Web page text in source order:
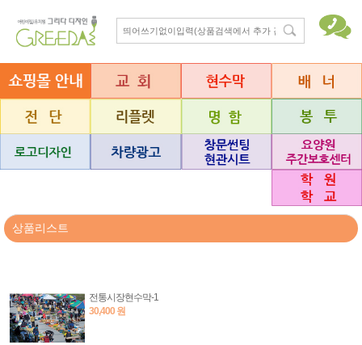
상품리스트
전통시장현수막-1
30,400 원